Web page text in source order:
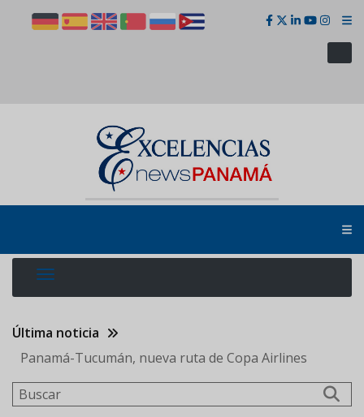
Última noticia
Panamá-Tucumán, nueva ruta de Copa Airlines
Buscar